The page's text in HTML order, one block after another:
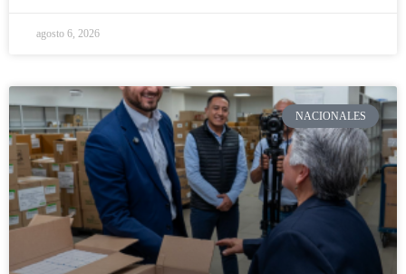
agosto 6, 2026
NACIONALES